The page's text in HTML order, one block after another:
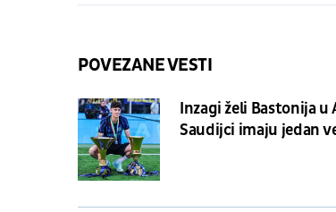
POVEZANE VESTI
Inzagi želi Bastonija u
Saudijci imaju jedan